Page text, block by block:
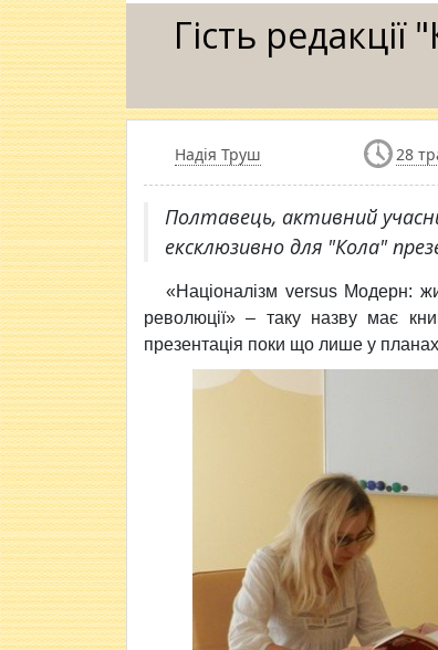
Гість
Надія Труш 28
Полтавець, активний
ексклюзивно для "Кола"
«Націоналізм versus Модерн:
революції» – таку назву має
презентація поки що лише у